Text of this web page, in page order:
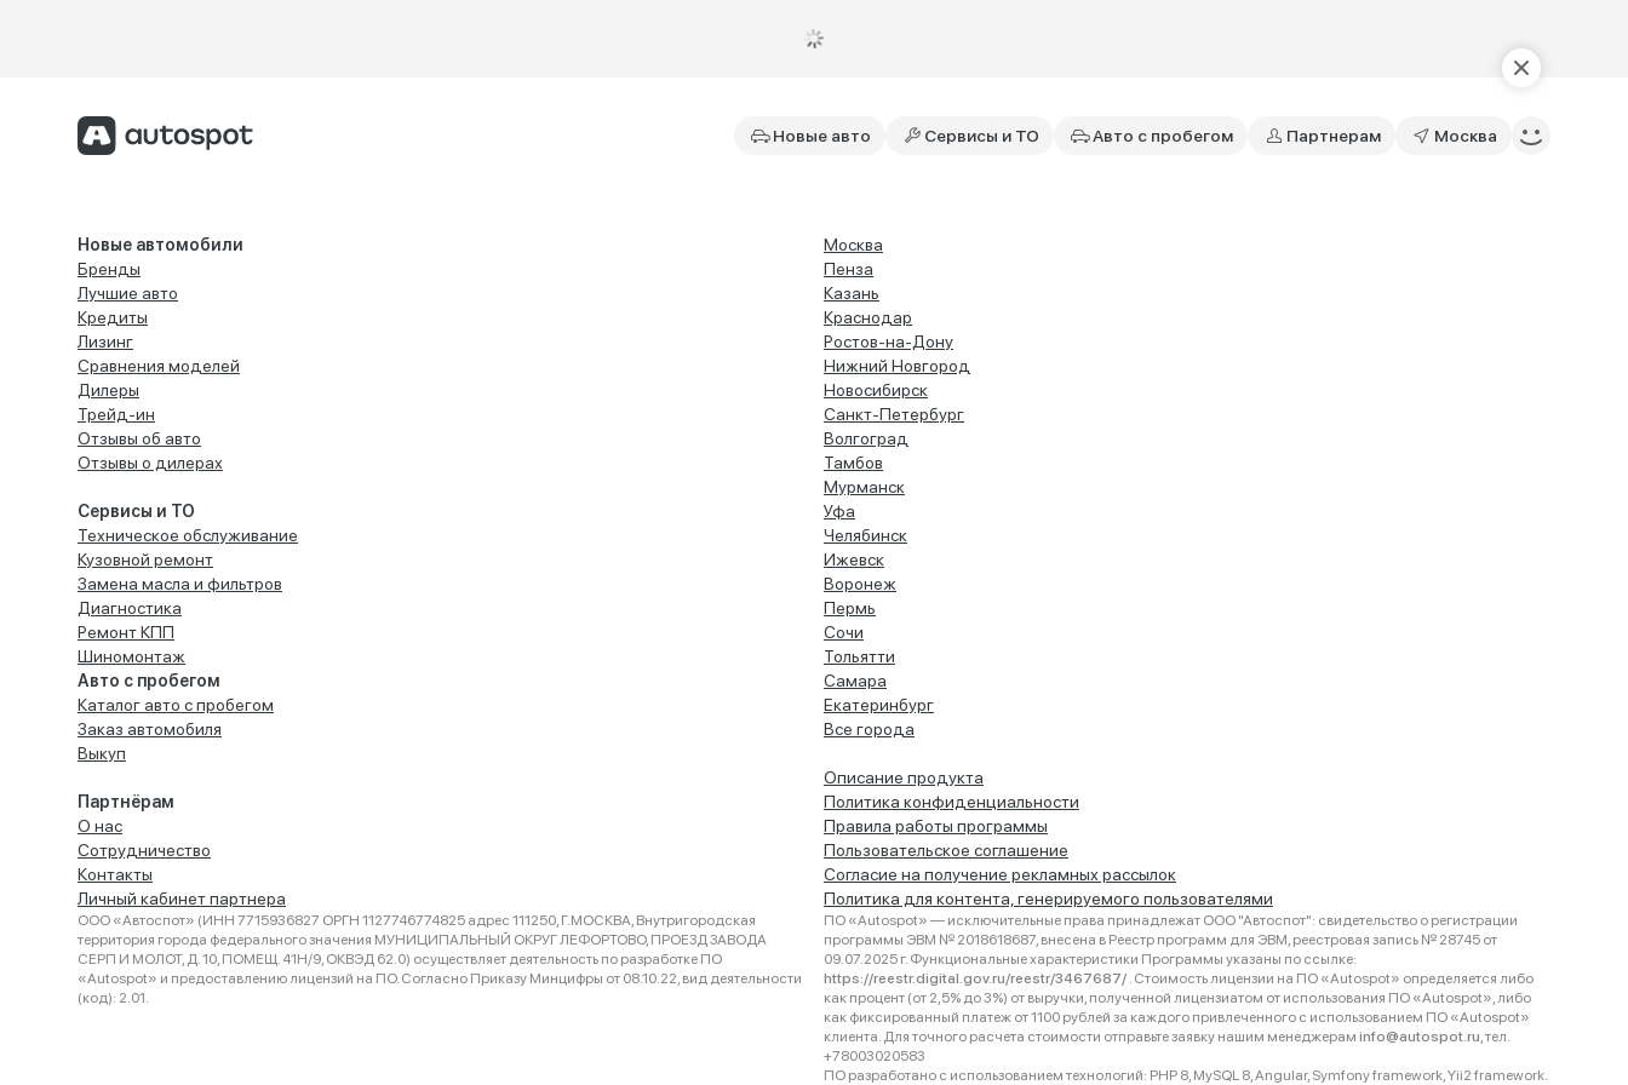
Новые авто Сервисы и ТО Авто с пробегом Партнерам Москва
Новые автомобили
Бренды
Лучшие авто
Кредиты
Лизинг
Сравнения моделей
Дилеры
Трейд-ин
Отзывы об авто
Отзывы о дилерах
Сервисы и ТО
Техническое обслуживание
Кузовной ремонт
Замена масла и фильтров
Диагностика
Ремонт КПП
Шиномонтаж
Авто с пробегом
Каталог авто с пробегом
Заказ автомобиля
Выкуп
Партнёрам
О нас
Сотрудничество
Контакты
Личный кабинет партнера
Москва
Пенза
Казань
Краснодар
Ростов-на-Дону
Нижний Новгород
Новосибирск
Санкт-Петербург
Волгоград
Тамбов
Мурманск
Уфа
Челябинск
Ижевск
Воронеж
Пермь
Сочи
Тольятти
Самара
Екатеринбург
Все города
Описание продукта
Политика конфиденциальности
Правила работы программы
Пользовательское соглашение
Согласие на получение рекламных рассылок
Политика для контента, генерируемого пользователями
ООО «Автоспот» (ИНН 7715936827 ОРГН 1127746774825 адрес 111250, Г.МОСКВА, Внутригородская
территория города федерального значения МУНИЦИПАЛЬНЫЙ ОКРУГ ЛЕФОРТОВО, ПРОЕЗД ЗАВОДА
СЕРП И МОЛОТ, Д. 10, ПОМЕЩ. 41Н/9, ОКВЭД 62.0) осуществляет деятельность по разработке ПО
«Autospot» и предоставлению лицензий на ПО. Согласно Приказу Минцифры от 08.10.22, вид деятельности
(код): 2.01.
ПО «Autospot» — исключительные права принадлежат ООО "Автоспот": свидетельство о регистрации
программы ЭВМ № 2018618687, внесена в Реестр программ для ЭВМ, реестровая запись № 28745 от
09.07.2025 г. Функциональные характеристики Программы указаны по ссылке:
https://reestr.digital.gov.ru/reestr/3467687/ . Стоимость лицензии на ПО «Autospot» определяется либо
как процент (от 2,5% до 3%) от выручки, полученной лицензиатом от использования ПО «Autospot», либо
как фиксированный платеж от 1100 рублей за каждого привлеченного с использованием ПО «Autospot»
клиента. Для точного расчета стоимости отправьте заявку нашим менеджерам info@autospot.ru, тел.
+78003020583
ПО разработано с использованием технологий: PHP 8, MySQL 8, Angular, Symfony framework, Yii2 framework.